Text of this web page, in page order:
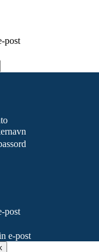
post
post
e-post